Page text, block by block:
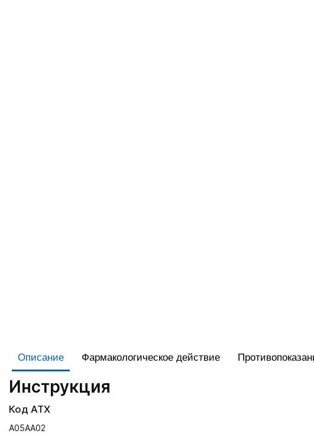
Описание Фармакологическое действие
Инструкция
Код АТХ
A05AA02